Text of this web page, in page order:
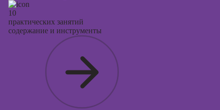
10
практических занятий
содержание и инструменты